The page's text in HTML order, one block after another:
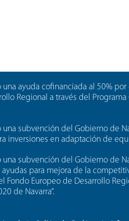
una ayuda cofinanciada al 50%
Regional a través del Programa
una subvención del Gobierno de
inversiones en adaptación de
una subvención del Gobierno de
para mejora de la
Fondo Europeo de Desarrollo
de Navarra”.